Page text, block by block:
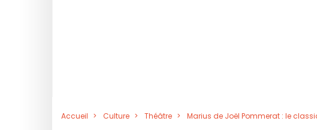
Accueil Culture Théâtre Marius de Joël Pommerat : le